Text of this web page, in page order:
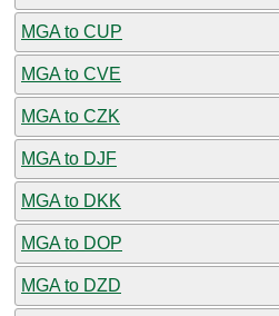
MGA to CUP
MGA to CVE
MGA to CZK
MGA to DJF
MGA to DKK
MGA to DOP
MGA to DZD